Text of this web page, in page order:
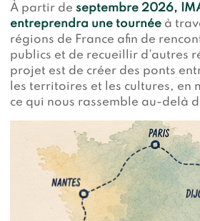
À partir de septembre 2026,
entreprendra une tournée à
régions de France afin de
publics et de recueillir d’autres
projet est de créer des ponts
les territoires et les cultures, en
ce qui nous rassemble au-delà